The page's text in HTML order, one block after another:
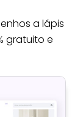
a lápis
gratuito e